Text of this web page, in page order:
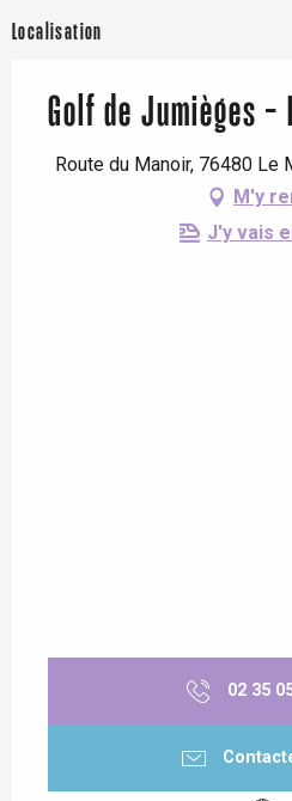
Localisation
Golf de Jumièges -
Route du Manoir, 76480
M'y
J'y vais
02 35